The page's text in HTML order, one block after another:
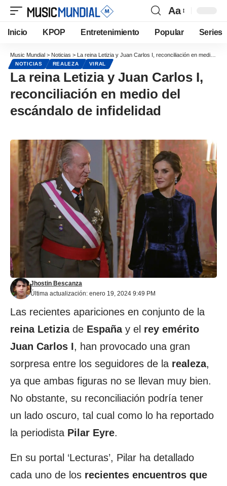
Aa
Inicio KPOP Entretenimiento Popular Series
Music Mundial > Noticias > La reina Letizia y Juan Carlos I, reconciliación en medio del escándalo de infidelidad
NOTICIAS REALEZA VIRAL
La reina Letizia y Juan Carlos I,
reconciliación en medio del
escándalo de infidelidad
Última actualización: enero 19, 2024 9:49 PM
Jhostin Bescanza
Las recientes apariciones en conjunto de la
reina Letiziade Españay el rey emérito
Juan Carlos I, han provocado una gran
sorpresa entre los seguidores de la realeza,
ya que ambas figuras no se llevan muy bien.
No obstante, su reconciliación podría tener
un lado oscuro, tal cual como lo ha reportado
la periodista Pilar Eyre.
En su portal ‘Lecturas’, Pilar ha detallado
cada uno de los recientes encuentros que